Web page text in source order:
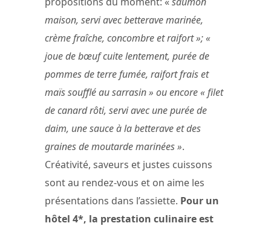
maison, servi avec betterave marinée,
crème fraîche, concombre et raifort »; «
joue de bœuf cuite lentement, purée de
pommes de terre fumée, raifort frais et
maïs soufflé au sarrasin » ou encore « filet
de canard rôti, servi avec une purée de
daim, une sauce à la betterave et des
graines de moutarde marinées ».
Créativité, saveurs et justes cuissons
sont au rendez-vous et on aime les
présentations dans l’assiette. Pour un
hôtel 4*, la prestation culinaire est